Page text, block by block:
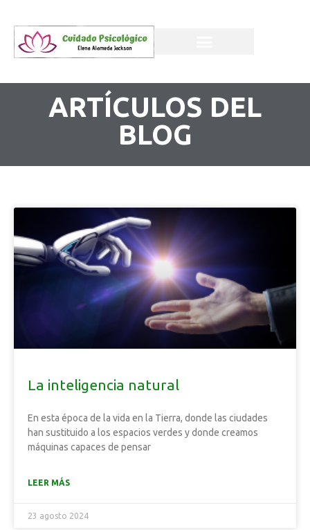
ARTÍCULOS DEL
BLOG
La inteligencia natural
En esta época de la vida en la Tierra, donde las ciudades
han sustituido a los espacios verdes y donde creamos
máquinas capaces de pensar
LEER MÁS
23 agosto 2024